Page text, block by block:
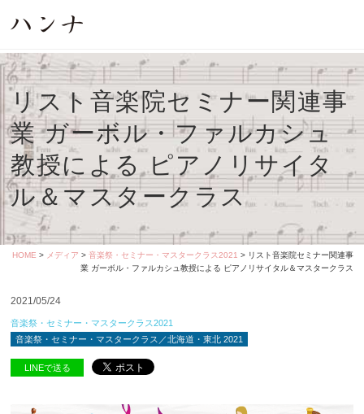
リスト音楽院セミナー関連事
業 ガーボル・ファルカシュ
教授による ピアノリサイタ
ル＆マスタークラス
HOME > メディア > 音楽祭・セミナー・マスタークラス2021 > リスト音楽院セミナー関連事
業 ガーボル・ファルカシュ教授による ピアノリサイタル＆マスタークラス
2021/05/24
音楽祭・セミナー・マスタークラス2021
音楽祭・セミナー・マスタークラス／北海道・東北 2021
LINEで送る